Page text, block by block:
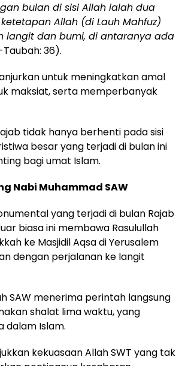
bulan di sisi Allah ialah dua
Allah (di Lauh Mahfuz)
langit dan bumi, di antaranya ada
Taubah: 36).
untuk meningkatkan amal
maksiat, serta memperbanyak
tidak hanya berhenti pada sisi
besar yang terjadi di bulan ini
bagi umat Islam.
Nabi Muhammad SAW
yang terjadi di bulan Rajab
biasa ini membawa Rasulullah
ke Masjidil Aqsa di Yerusalem
dengan perjalanan ke langit
SAW menerima perintah langsung
shalat lima waktu, yang
dalam Islam.
kekuasaan Allah SWT yang tak